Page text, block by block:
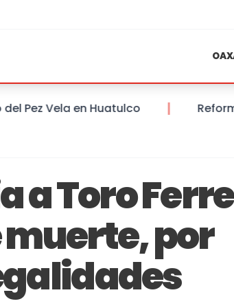
Vela en Huatulco Reforma
a Toro
por